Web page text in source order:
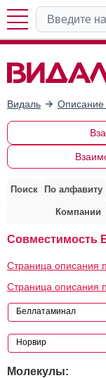
Видаль Описание
Поиск По алфавиту
Компании
Совместимость
Страница описания
Страница описания
Молекулы: